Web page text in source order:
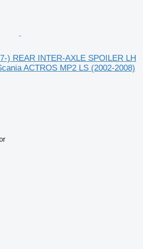
) REAR INTER-AXLE SPOILER LH
ACTROS MP2 LS (2002-2008)